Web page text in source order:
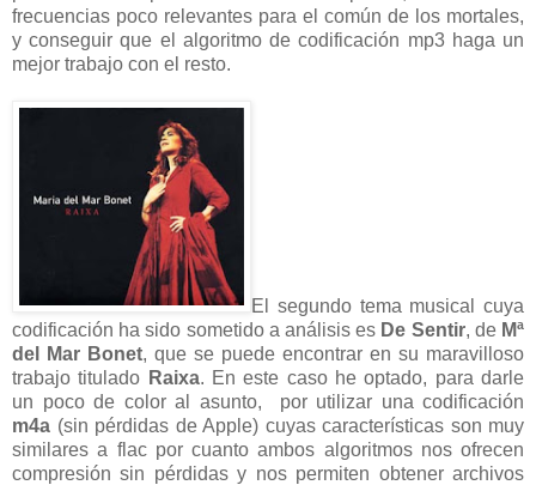
frecuencias poco relevantes para el común de los mortales,
y conseguir que el algoritmo de codificación mp3 haga un
mejor trabajo con el resto.
El segundo tema musical cuya
codificación ha sido sometido a análisis es De Sentir, de Mª
del Mar Bonet, que se puede encontrar en su maravilloso
trabajo titulado Raixa. En este caso he optado, para darle
un poco de color al asunto, por utilizar una codificación
m4a (sin pérdidas de Apple) cuyas características son muy
similares a flac por cuanto ambos algoritmos nos ofrecen
compresión sin pérdidas y nos permiten obtener archivos